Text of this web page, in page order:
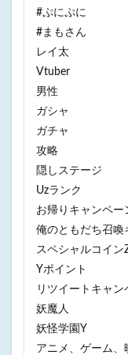
#ぷにぷに
#まもさん
レイ太
Vtuber
男性
ガシャ
ガチャ
攻略
隠しステージ
Uzランク
お帰りキャンペー
俺のともだち召喚
スペシャルコイン
Yポイント
リツイートキャン
妖魔人
妖怪学園Y
アニメ、ゲーム、